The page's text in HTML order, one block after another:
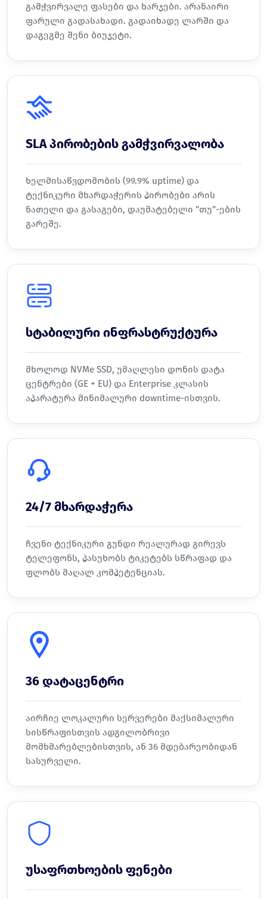
გამჭვირვალე ფასები და ხარჯები. არანაირი
ფარული გადასახადი. გადაიხადე ლარში და
დაგეგმე შენი ბიუჯეტი.
SLA პირობების გამჭვირვალობა
ხელმისაწვდომობის (99.9% uptime) და
ტექნიკური მხარდაჭერის პირობები არის
ნათელი და გასაგები, დაუმატებელი "თუ"-ების
გარეშე.
სტაბილური ინფრასტრუქტურა
მხოლოდ NVMe SSD, უმაღლესი დონის დატა
ცენტრები (GE + EU) და Enterprise კლასის
აპარატურა მინიმალური downtime-ისთვის.
24/7 მხარდაჭერა
ჩვენი ტექნიკური გუნდი რეალურად გირევს
ტელეფონს, პასუხობს ტიკეტებს სწრაფად და
ფლობს მაღალ კომპეტენციას.
36 დატაცენტრი
აირჩიე ლოკალური სერვერები მაქსიმალური
სისწრაფისთვის ადგილობრივი
მომხმარებლებისთვის, ან 36 მდებარეობიდან
სასურველი.
უსაფრთხოების ფენები